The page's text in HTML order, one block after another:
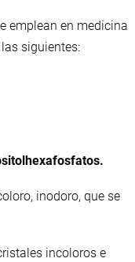
emplean en medicina
siguientes:
inodoro, que se
incoloros e